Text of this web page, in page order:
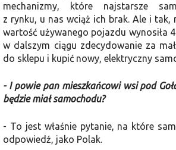
mechanizmy, które najstarsze
z rynku, u nas wciąż ich brak. Ale i tak,
wartość używanego pojazdu wynosiła
w dalszym ciągu zdecydowanie za
do sklepu i kupić nowy, elektryczny
- I powie pan mieszkańcowi wsi pod
będzie miał samochodu?
- To jest właśnie pytanie, na które sam
odpowiedź, jako Polak.